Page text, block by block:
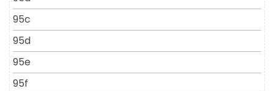
95c
95d
95e
95f